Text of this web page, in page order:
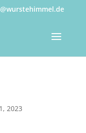
2023